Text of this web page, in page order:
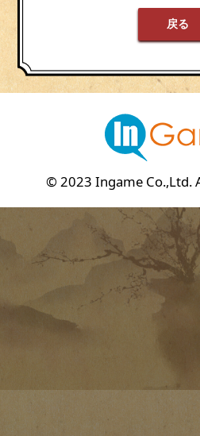
戻る
© 2023 Ingame Co.,Ltd.